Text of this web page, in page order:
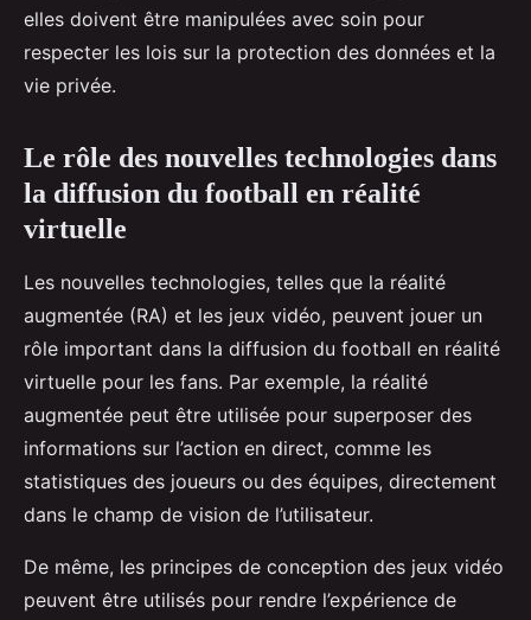
elles doivent être manipulées avec soin pour
respecter les lois sur la protection des données et la
vie privée.
Le rôle des nouvelles technologies dans
la diffusion du football en réalité
virtuelle
Les nouvelles technologies, telles que la réalité
augmentée (RA) et les jeux vidéo, peuvent jouer un
rôle important dans la diffusion du football en réalité
virtuelle pour les fans. Par exemple, la réalité
augmentée peut être utilisée pour superposer des
informations sur l’action en direct, comme les
statistiques des joueurs ou des équipes, directement
dans le champ de vision de l’utilisateur.
De même, les principes de conception des jeux vidéo
peuvent être utilisés pour rendre l’expérience de